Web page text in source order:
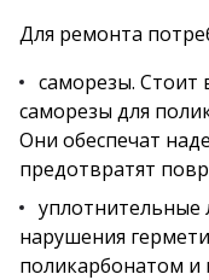
Для ремонта
саморезы. Стоит
саморезы для
Они обеспечат
предотвратят
уплотнительные
нарушения
поликарбонатом и